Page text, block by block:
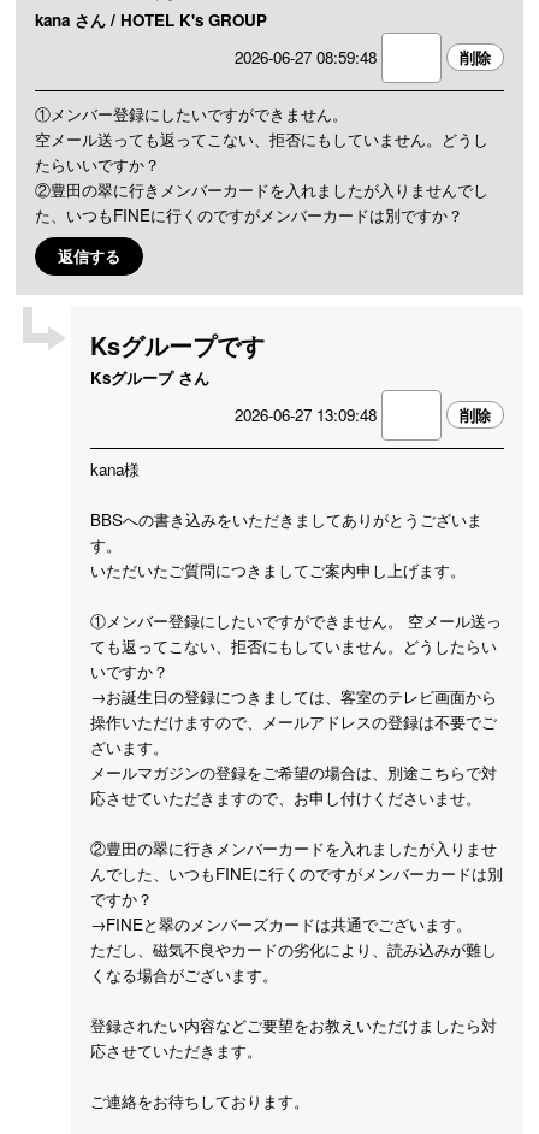
kana さん / HOTEL K's GROUP
2026-06-27 08:59:48
①メンバー登録にしたいですができません。
空メール送っても返ってこない、拒否にもしていません。どうし
たらいいですか？
②豊田の翠に行きメンバーカードを入れましたが入りませんでし
た、いつもFINEに行くのですがメンバーカードは別ですか？
返信する
Ksグループです
Ksグループ さん
2026-06-27 13:09:48
kana様
BBSへの書き込みをいただきましてありがとうございま
す。
いただいたご質問につきましてご案内申し上げます。
①メンバー登録にしたいですができません。 空メール送っ
ても返ってこない、拒否にもしていません。どうしたらい
いですか？
→お誕生日の登録につきましては、客室のテレビ画面から
操作いただけますので、メールアドレスの登録は不要でご
ざいます。
メールマガジンの登録をご希望の場合は、別途こちらで対
応させていただきますので、お申し付けくださいませ。
②豊田の翠に行きメンバーカードを入れましたが入りませ
んでした、いつもFINEに行くのですがメンバーカードは別
ですか？
→FINEと翠のメンバーズカードは共通でございます。
ただし、磁気不良やカードの劣化により、読み込みが難し
くなる場合がございます。
登録されたい内容などご要望をお教えいただけましたら対
応させていただきます。
ご連絡をお待ちしております。